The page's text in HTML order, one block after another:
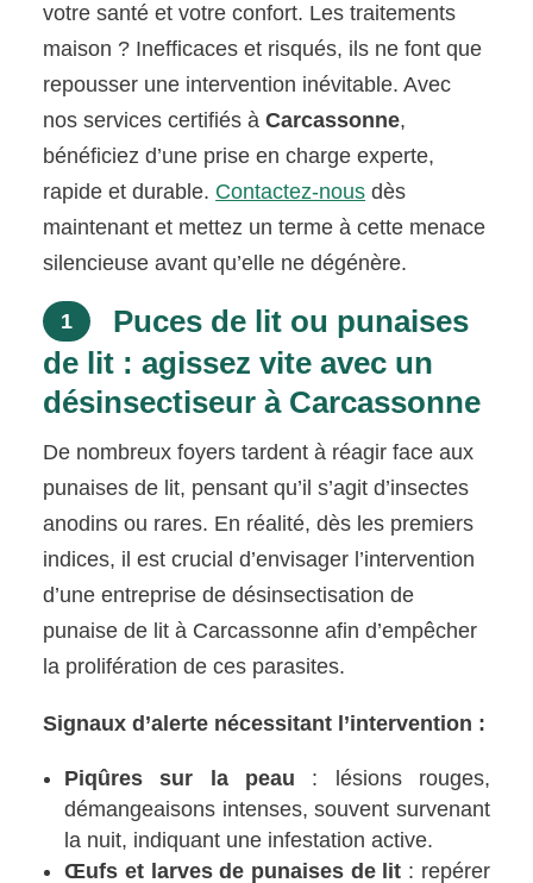
votre santé et votre confort. Les traitements
maison ? Inefficaces et risqués, ils ne font que
repousser une intervention inévitable. Avec
nos services certifiés àCarcassonne,
bénéficiez d’une prise en charge experte,
rapide et durable. Contactez-nous dès
maintenant et mettez un terme à cette menace
silencieuse avant qu’elle ne dégénère.
1
Puces de lit ou punaises
de lit : agissez vite avec un
désinsectiseur à Carcassonne
De nombreux foyers tardent à réagir face aux
punaises de lit, pensant qu’il s’agit d’insectes
anodins ou rares. En réalité, dès les premiers
indices, il est crucial d’envisager l’intervention
d’une entreprise de désinsectisation de
punaise de lit à Carcassonne afin d’empêcher
la prolifération de ces parasites.
Signaux d’alerte nécessitant l’intervention :
Piqûres sur la peau : lésions rouges,
démangeaisons intenses, souvent survenant
la nuit, indiquant une infestation active.
Œufs et larves de punaises de lit : repérer